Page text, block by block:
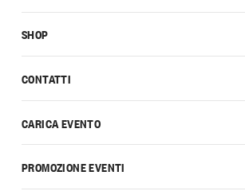
CONTATTI
CARICA EVENTO
PROMOZIONE EVENTI
SHOP